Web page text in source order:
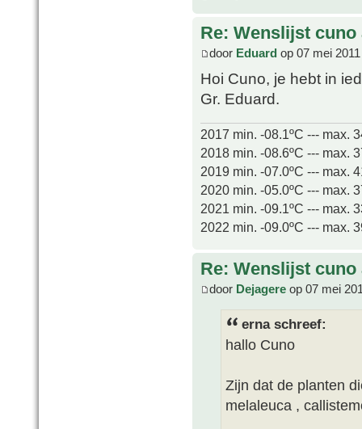
Re: Wenslijst cuno
door Eduard op 07 mei
Hoi Cuno, je hebt in
Gr. Eduard.
2017 min. -08.1ºC --- max.
2018 min. -08.6ºC --- max.
2019 min. -07.0ºC --- max.
2020 min. -05.0ºC --- max.
2021 min. -09.1ºC --- max.
2022 min. -09.0ºC --- max.
Re: Wenslijst cuno
door Dejagere op 07 mei
erna schreef:
hallo Cuno
Zijn dat de planten
melaleuca ,